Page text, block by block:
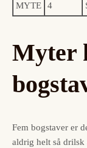
MYTE 4
Myter
Fem bogstaver er
aldrig helt så